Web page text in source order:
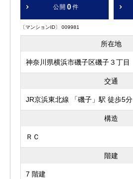
公開 0 件
〔マンションID〕 009981
所在地
神奈川県横浜市磯子区磯子３丁目
交通
JR京浜東北線 「磯子」駅 徒歩5分
構造
ＲＣ
階建
7 階建